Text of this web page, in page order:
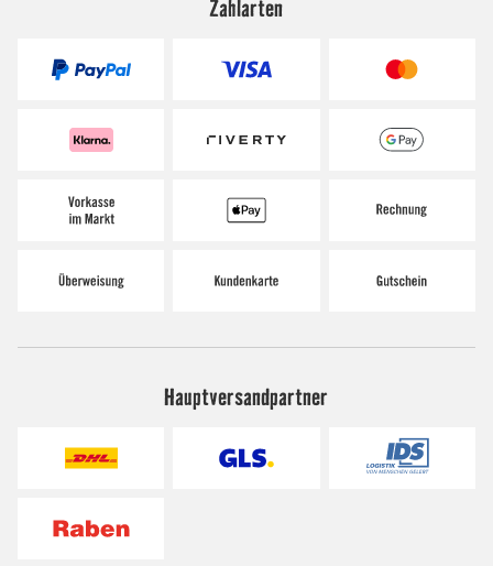
Zahlarten
Hauptversandpartner